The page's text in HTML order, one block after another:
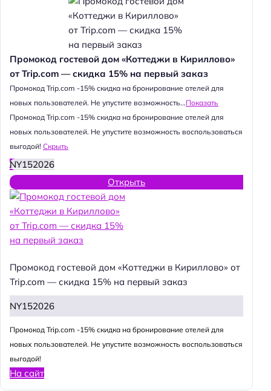
Промокод гостевой дом «Коттеджи в Кириллово»
от Trip.com — скидка 15% на первый заказ
Промокод Trip.com -15% скидка на бронирование отелей для
новых пользователей. Не упустите возможность...Показать
Промокод Trip.com -15% скидка на бронирование отелей для
новых пользователей. Не упустите возможность воспользоваться
выгодой! Скрыть
NY152026
Открыть
Промокод гостевой дом «Коттеджи в Кириллово» от
Trip.com — скидка 15% на первый заказ
NY152026
Промокод Trip.com -15% скидка на бронирование отелей для
новых пользователей. Не упустите возможность воспользоваться
выгодой!
На сайт